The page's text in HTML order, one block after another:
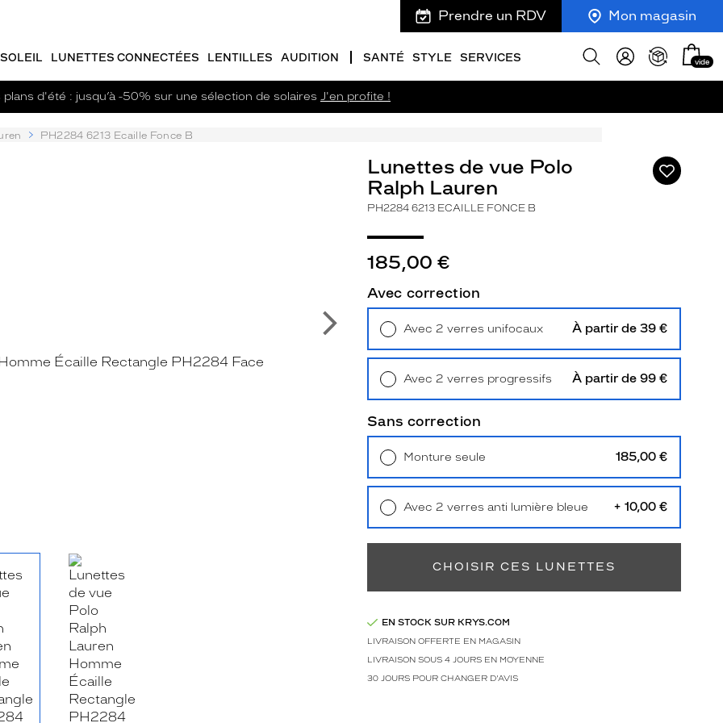
Prendre un RDV Mon magasin
LUNETTES CONNECTÉES LENTILLES AUDITION SANTÉ STYLE SERVICES
Afficher
Mon
panier
vide
plans d'été : jusqu’à -50% sur une sélection de solaires J'en profite !
PH2284 6213 Ecaille Fonce B
Ajouter
à
Suivant
Lunettes de vue Polo
Ralph Lauren
PH2284 6213 ECAILLE FONCE B
185,00 €
Avec correction
Avec 2 verres unifocaux À partir de 39 €
Avec 2 verres progressifs À partir de 99 €
Sans correction
Monture seule 185,00 €
Retrait en magasin Offert
Avec 2 verres anti lumière bleue + 10,00 €
CHOISIR CES LUNETTES
EN STOCK SUR KRYS.COM
LIVRAISON OFFERTE EN MAGASIN
LIVRAISON SOUS 4 JOURS EN MOYENNE
30 JOURS POUR CHANGER D'AVIS